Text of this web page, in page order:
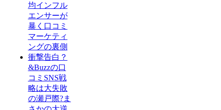
均インフル
エンサーが
暴く口コミ
マーケティ
ングの裏側
衝撃告白？
&Buzzの口
コミSNS戦
略は大失敗
の瀬戸際?ま